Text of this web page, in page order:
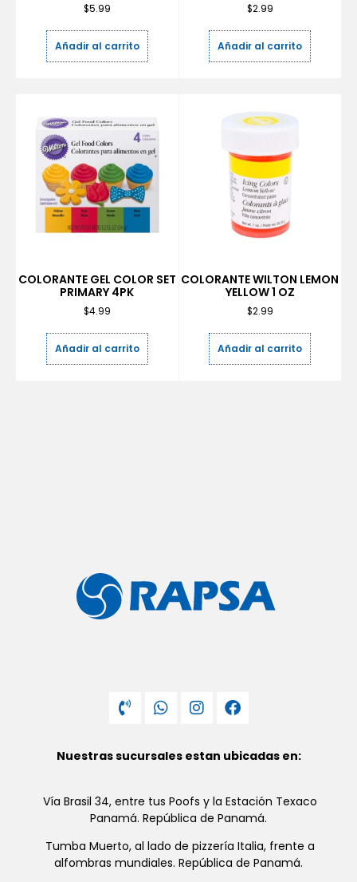
$5.99
Añadir al carrito
$2.99
Añadir al carrito
COLORANTE GEL COLOR SET
PRIMARY 4PK
$4.99
Añadir al carrito
COLORANTE WILTON LEMON
YELLOW 1 OZ
$2.99
Añadir al carrito
Nuestras sucursales estan ubicadas en:
Vía Brasil 34, entre tus Poofs y la Estación Texaco
Panamá. República de Panamá.
Tumba Muerto, al lado de pizzería Italia, frente a
alfombras mundiales. República de Panamá.